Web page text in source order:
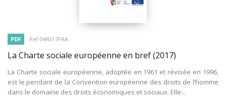
PDF Ref 044317FRA
La Charte sociale européenne en bref(2017)
La Charte sociale européenne, adoptée en 1961 et révisée en 1996,
est le pendant de la Convention européenne des droits de l’homme
dans le domaine des droits économiques et sociaux. Elle...